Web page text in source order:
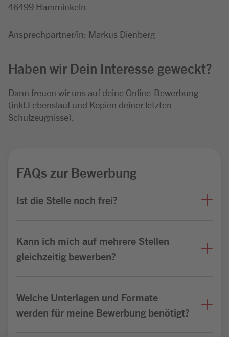
46499 Hamminkeln
Ansprechpartner/in: Markus Dienberg
Haben wir Dein Interesse geweckt?
Dann freuen wir uns auf deine Online-Bewerbung
(inkl.Lebenslauf und Kopien deiner letzten
Schulzeugnisse).
FAQs zur Bewerbung
Ist die Stelle noch frei?
Kann ich mich auf mehrere Stellen
gleichzeitig bewerben?
Welche Unterlagen und Formate
werden für meine Bewerbung benötigt?